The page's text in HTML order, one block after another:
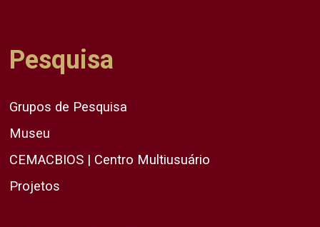
Pesquisa
Grupos de Pesquisa
Museu
CEMACBIOS | Centro Multiusuário
Projetos